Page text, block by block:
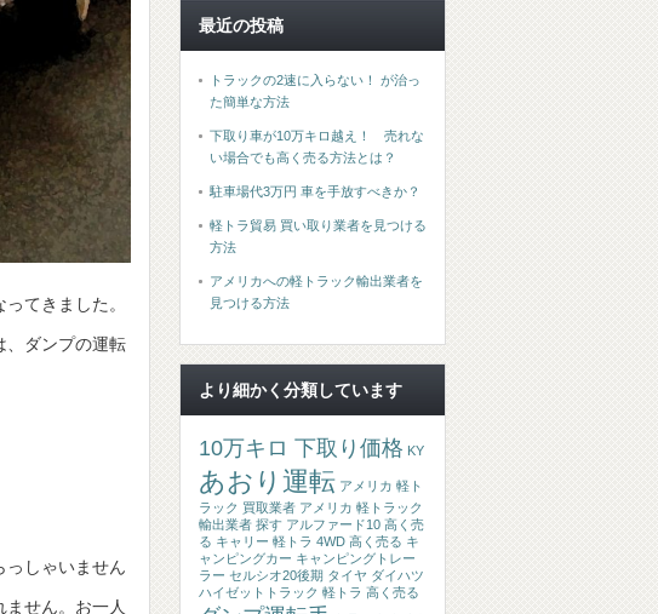
てきました。
、ダンプの運転
っしゃいません
せん。お一人
最近の投稿
トラックの2速に入らない！ が治っ
た簡単な方法
下取り車が10万キロ越え！ 売れな
い場合でも高く売る方法とは？
駐車場代3万円 車を手放すべきか？
軽トラ貿易 買い取り業者を見つける
方法
アメリカへの軽トラック輸出業者を
見つける方法
より細かく分類しています
10万キロ 下取り価格 KY
あおり運転 アメリカ 軽ト
ラック 買取業者 アメリカ 軽トラック
輸出業者 探す アルファード10 高く売
る キャリー 軽トラ 4WD 高く売る キ
ャンピングカー キャンピングトレー
ラー セルシオ20後期 タイヤ ダイハツ
ハイゼットトラック 軽トラ 高く売る